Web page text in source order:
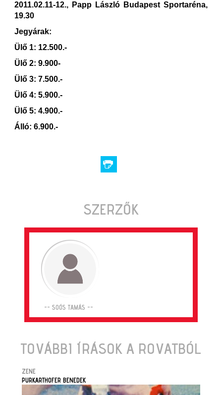
2011.02.11-12., Papp László Budapest Sportaréna,
19.30
Jegyárak:
Ülő 1: 12.500.-
Ülő 2: 9.900-
Ülő 3: 7.500.-
Ülő 4: 5.900.-
Ülő 5: 4.900.-
Álló: 6.900.-
SZERZŐK
-- SOÓS TAMÁS --
TOVÁBBI ÍRÁSOK A ROVATBÓL
ZENE
PURKARTHOFER BENEDEK